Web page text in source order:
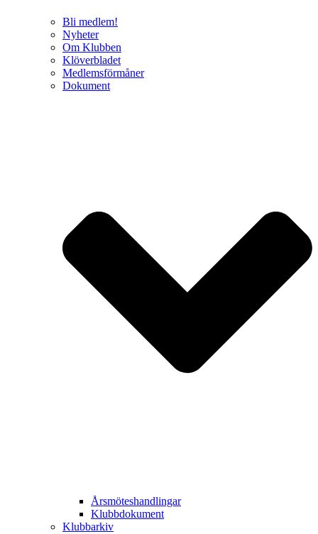
Bli medlem!
Nyheter
Om Klubben
Klöverbladet
Medlemsförmåner
Dokument
Årsmöteshandlingar
Klubbdokument
Klubbarkiv